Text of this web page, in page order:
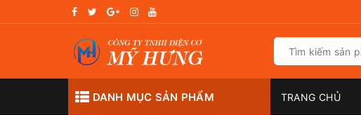
DANH MỤC SẢN PHẨM TRANG CHỦ